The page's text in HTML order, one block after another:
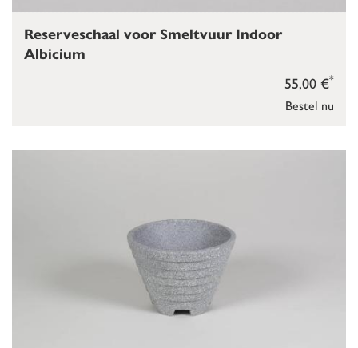
Bestel nu
55,00 €*
Reserveschaal voor Smeltvuur Indoor
Albicium